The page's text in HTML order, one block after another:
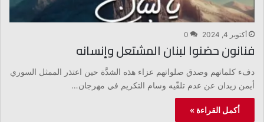
أكتوبر 4, 2024 0
فنانون حضنوا لبنان المشتعل وإنسانه
دفء كلماتهم وصدق صلواتهم عزاء هذه الشدَّة حين اعتذر الممثل السوري
أيمن زيدان عن عدم تلقّيه وسام التكريم في مهرجان…
أكمل القراءة »